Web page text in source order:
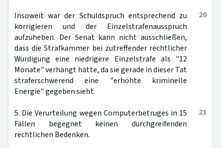
20
Insoweit war der Schuldspruch entsprechend zu
korrigieren und der Einzelstrafenausspruch
aufzuheben. Der Senat kann nicht ausschließen,
dass die Strafkammer bei zutreffender rechtlicher
Würdigung eine niedrigere Einzelstrafe als "12
Monate" verhängt hätte, da sie gerade in dieser Tat
straferschwerend eine "erhöhte kriminelle
Energie" gegeben sieht.
21
5. Die Verurteilung wegen Computerbetruges in 15
Fällen begegnet keinen durchgreifenden
rechtlichen Bedenken.